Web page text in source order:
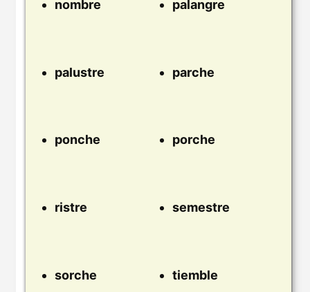
nombre palangre
palustre parche
ponche porche
ristre semestre
sorche tiemble